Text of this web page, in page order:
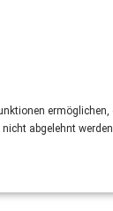
abgelehnt werden.